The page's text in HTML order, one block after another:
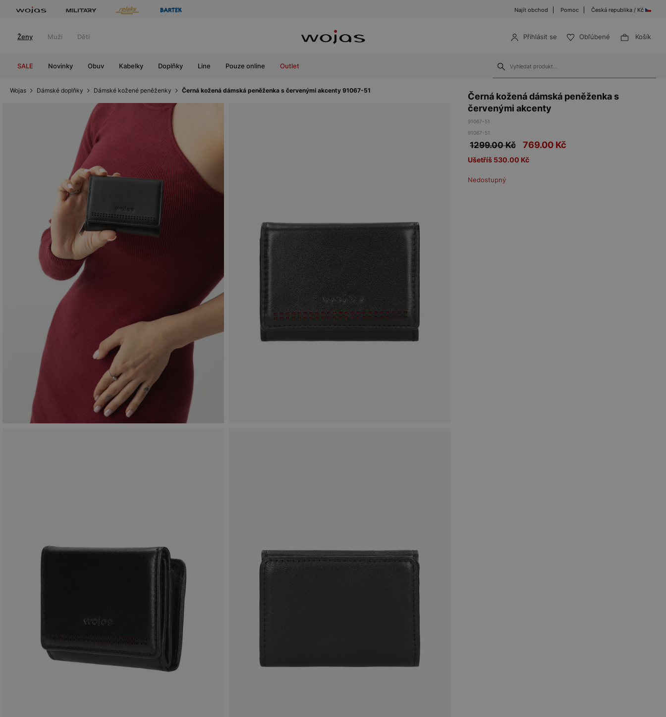
Najít obchod Pomoc Česká republika / Kč
Ženy Muži Děti Přihlásit se Obľúbené Košík
SALE Novinky Obuv Kabelky Doplňky Line Pouze online Outlet
Wojas Dámské doplňky Dámské kožené peněženky Černá kožená dámská peněženka s červenými akcenty 91067-51
Černá kožená dámská peněženka s
červenými akcenty
91067-51
91067-51
1299.00 Kč 769.00 Kč
Ušetříš 530.00 Kč
Nedostupný